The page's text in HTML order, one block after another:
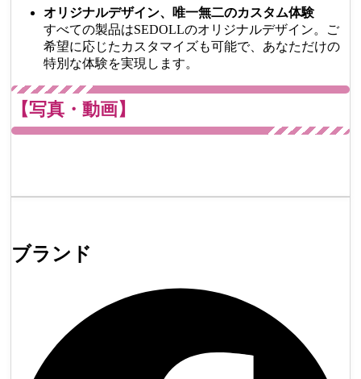
オリジナルデザイン、唯一無二のカスタム体験
すべての製品はSEDOLLのオリジナルデザイン。ご
希望に応じたカスタマイズも可能で、あなただけの
特別な体験を実現します。
【写真・動画】
ブランド